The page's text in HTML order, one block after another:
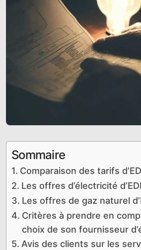
Sommaire
Comparaison des tarifs
Les offres d’électricité
Les offres de gaz naturel
Critères à prendre en
choix de son fournisseur
Avis des clients sur les